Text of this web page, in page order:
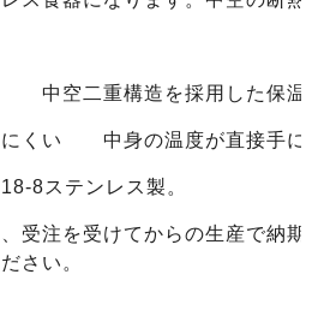
中空二重構造を採用した保温
くい 中身の温度が直接手に
ステンレス製。
受注を受けてからの生産で納
さい。